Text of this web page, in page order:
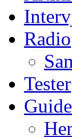
Radio
Tester